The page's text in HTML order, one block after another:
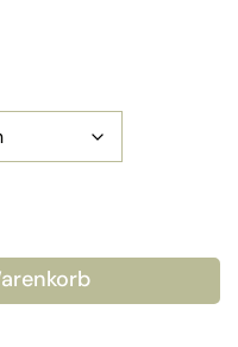
Menge